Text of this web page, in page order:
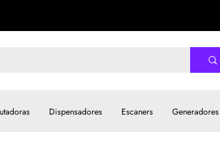
Dispensadores Escaners Generadores